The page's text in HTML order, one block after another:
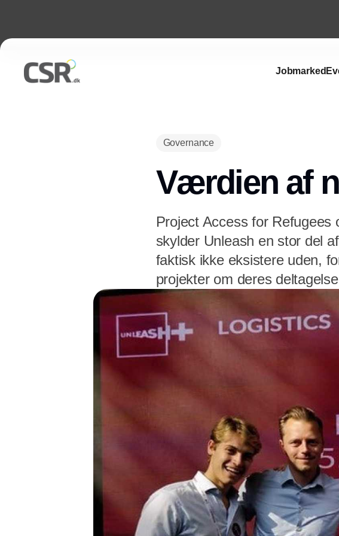
Jobmarked
Governance
Værdien af
Project Access for
skylder Unleash en stor del
faktisk ikke eksistere uden,
projekter om deres